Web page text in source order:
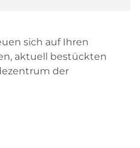
sich auf Ihren
aktuell bestückten
der